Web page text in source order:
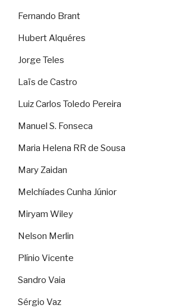
Fernando Brant
Hubert Alquéres
Jorge Teles
Laïs de Castro
Luiz Carlos Toledo Pereira
Manuel S. Fonseca
Maria Helena RR de Sousa
Mary Zaidan
Melchíades Cunha Júnior
Miryam Wiley
Nelson Merlin
Plínio Vicente
Sandro Vaia
Sérgio Vaz